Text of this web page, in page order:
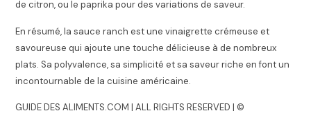
de citron, ou le paprika pour des variations de saveur.
En résumé, la sauce ranch est une vinaigrette crémeuse et
savoureuse qui ajoute une touche délicieuse à de nombreux
plats. Sa polyvalence, sa simplicité et sa saveur riche en font un
incontournable de la cuisine américaine.
GUIDE DES ALIMENTS.COM | ALL RIGHTS RESERVED | ©